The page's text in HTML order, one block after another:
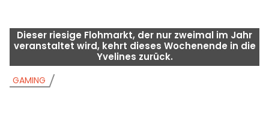
Dieser riesige Flohmarkt, der nur zweimal im Jahr
veranstaltet wird, kehrt dieses Wochenende in die
Yvelines zurück.
GAMING